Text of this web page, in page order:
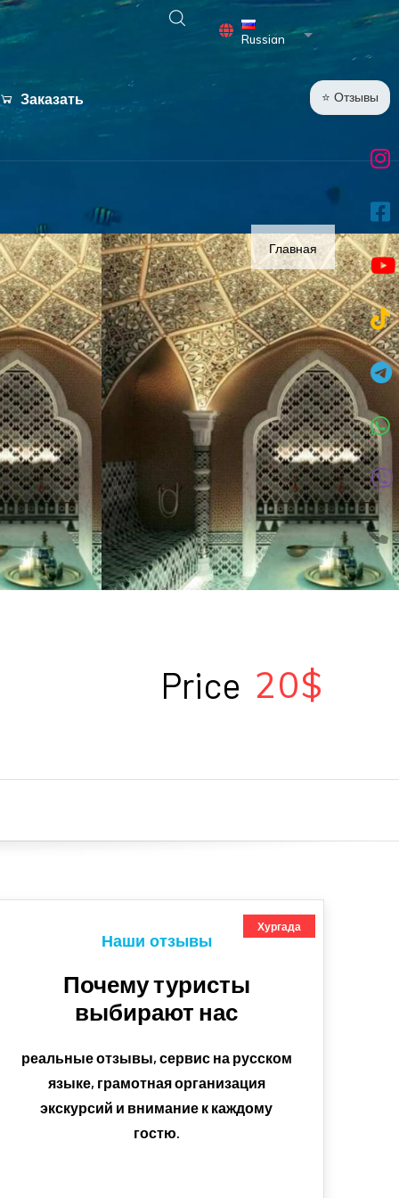
Russian
Список
⭐ Отзывы
Заказать
Главная
Price 20$
Хургада
Наши отзывы
Почему туристы
выбирают нас
реальные отзывы, сервис на русском
языке, грамотная организация
экскурсий и внимание к каждому
гостю.